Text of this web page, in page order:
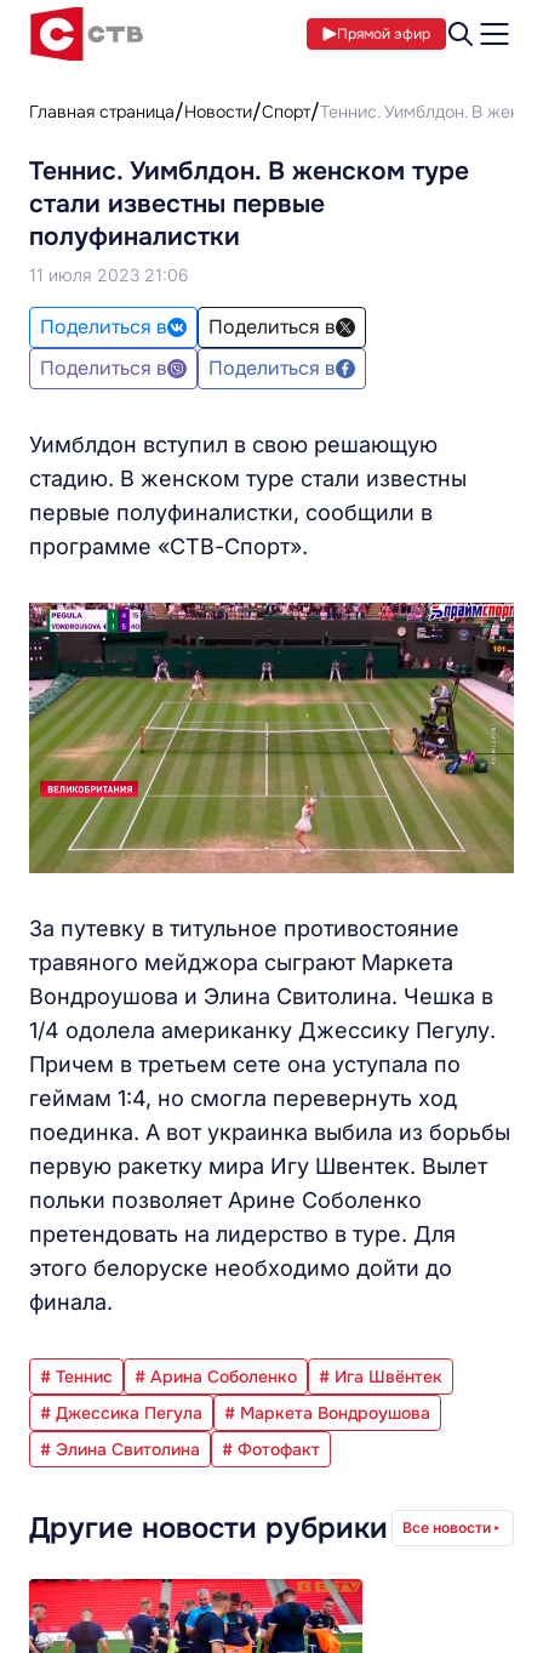
Прямой эфир
Главная страница Новости Спорт Теннис. Уимблдон. В
Теннис. Уимблдон. В женском туре
стали известны первые
полуфиналистки
11 июля 2023 21:06
Поделиться в
Поделиться в
Поделиться в
Поделиться в
Уимблдон вступил в свою решающую
стадию. В женском туре стали известны
первые полуфиналистки, сообщили в
программе «СТВ-Спорт».
За путевку в титульное противостояние
травяного мейджора сыграют Маркета
Вондроушова и Элина Свитолина. Чешка в
1/4 одолела американку Джессику Пегулу.
Причем в третьем сете она уступала по
геймам 1:4, но смогла перевернуть ход
поединка. А вот украинка выбила из борьбы
первую ракетку мира Игу Швентек. Вылет
польки позволяет Арине Соболенко
претендовать на лидерство в туре. Для
этого белоруске необходимо дойти до
финала.
# Теннис # Арина Соболенко
# Ига Швёнтек
# Джессика Пегула
# Маркета Вондроушова
# Элина Свитолина
# Фотофакт
Другие новости рубрики Все новости